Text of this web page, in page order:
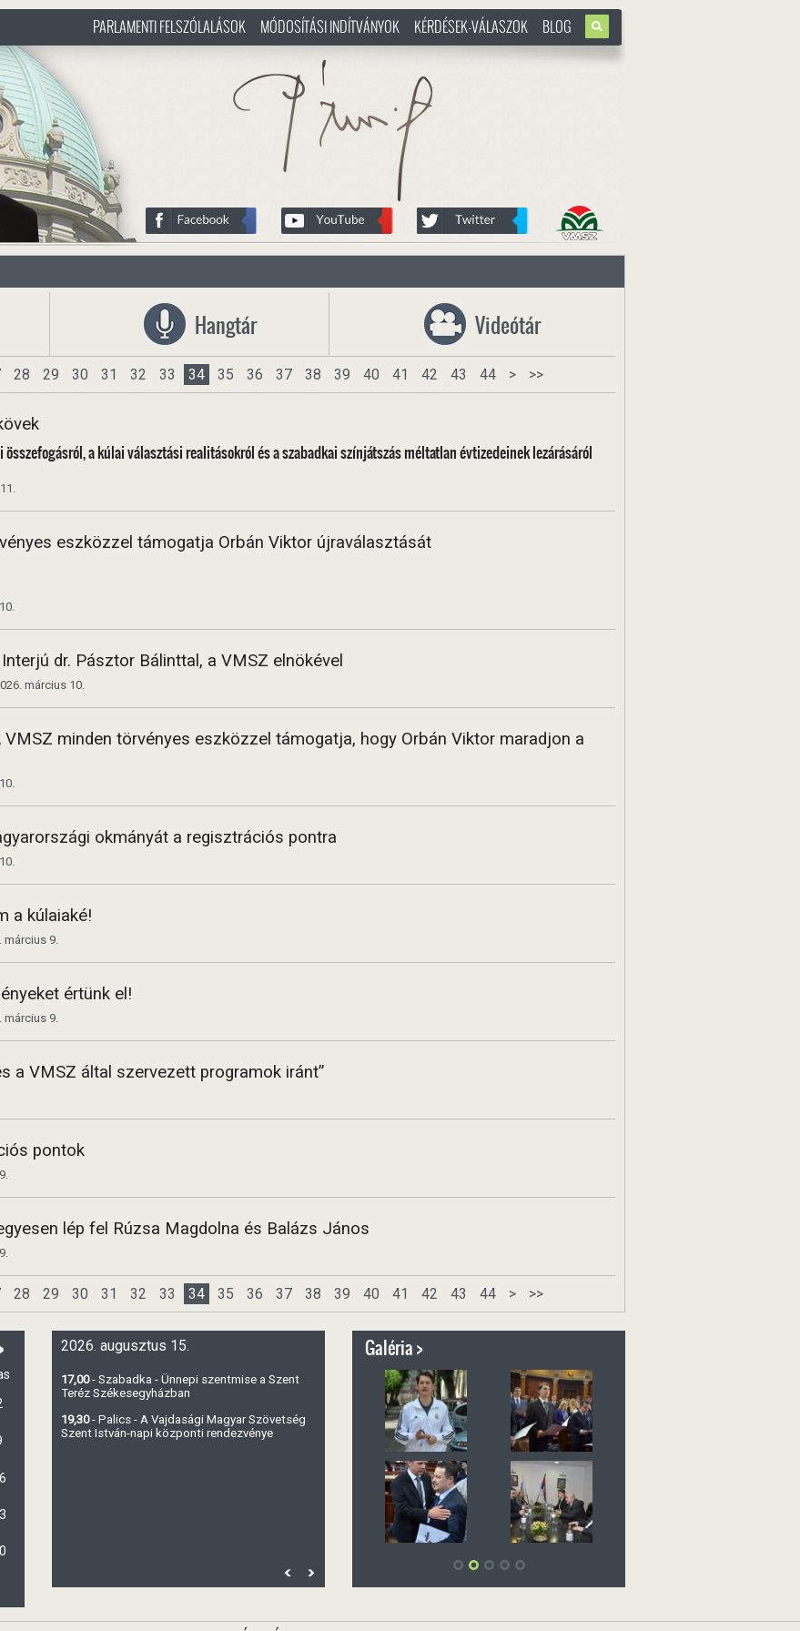
http://www.pasztorbalint.rs/hu
PARLAMENTI FELSZÓLALÁSOK MÓDOSÍTÁSI INDÍTVÁNYOK KÉRDÉSEK-VÁLASZOK BLOG
Hangtár Videótár
28 29 30 31 32 33 34 35 36 37 38 39 40 41 42 43 44 > >>
összefogásról, a kúlai választási realitásokról és a szabadkai színjátszás méltatlan évtizedeinek lezárásáról
eszközzel támogatja Orbán Viktor újraválasztását
dr. Pásztor Bálinttal, a VMSZ elnökével
március 10.
VMSZ minden törvényes eszközzel támogatja, hogy Orbán Viktor maradjon a
okmányát a regisztrációs pontra
a kúlaiaké!
március 9.
értünk el!
március 9.
a VMSZ által szervezett programok iránt”
pontok
lép fel Rúzsa Magdolna és Balázs János
28 29 30 31 32 33 34 35 36 37 38 39 40 41 42 43 44 > >>
2026. augusztus 15.
17,00- Szabadka - Ünnepi szentmise a Szent
Teréz Székesegyházban
19,30- Palics - A Vajdasági Magyar Szövetség
Szent István-napi központi rendezvénye
Galéria >